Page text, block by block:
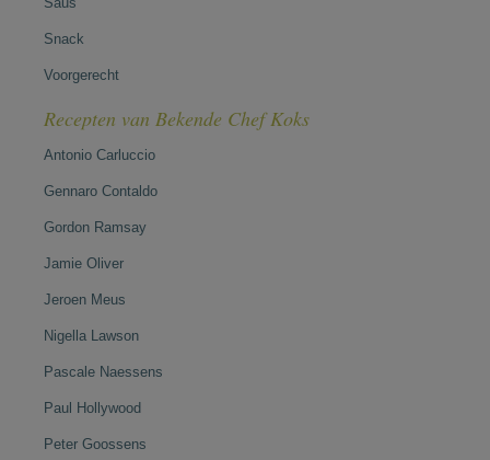
Snack
Voorgerecht
Recepten van Bekende Chef Koks
Antonio Carluccio
Gennaro Contaldo
Gordon Ramsay
Jamie Oliver
Jeroen Meus
Nigella Lawson
Pascale Naessens
Paul Hollywood
Peter Goossens